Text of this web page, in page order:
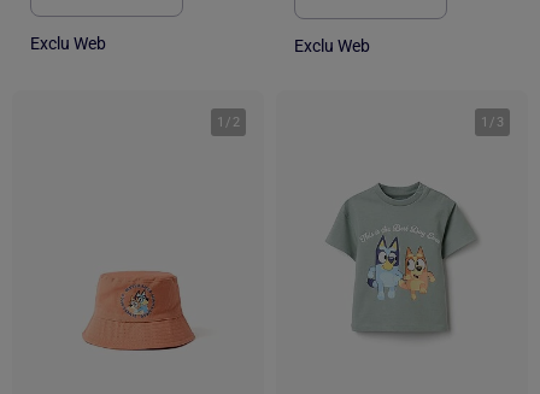
Exclu Web Exclu Web
1 / 2 1 / 3